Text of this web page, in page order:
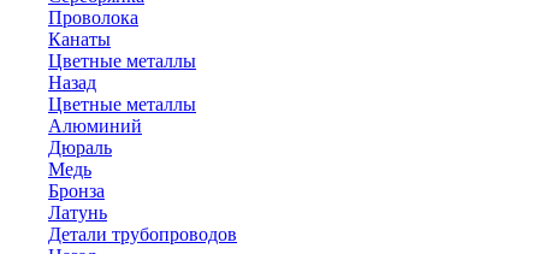
Проволока
Канаты
Цветные металлы
Назад
Цветные металлы
Алюминий
Дюраль
Медь
Бронза
Латунь
Детали трубопроводов